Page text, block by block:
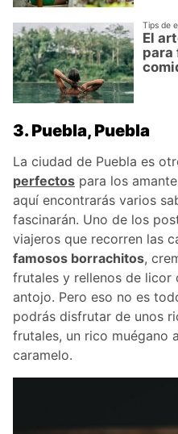
Tips de
El
para
3. Puebla, Puebla
La ciudad de Puebla es
perfectos para los
aquí encontrarás varios
fascinarán. Uno de los
viajeros que recorren las
famosos borrachitos,
frutales y rellenos de licor
antojo. Pero eso no es
podrás disfrutar de unos
frutales, un rico muégano
caramelo.